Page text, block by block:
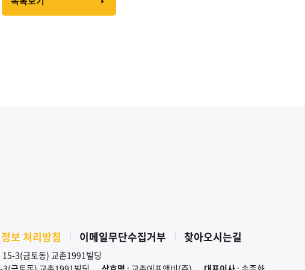
보 처리방침 이메일무단수집거부 찾아오시는길
3(금토동) 교촌1991빌딩